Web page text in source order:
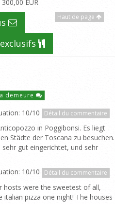
300,00 EUR
Haut de page
demeure
10/10 Détail du commentaire
in Poggibonsi. Es liegt
Städte der Toscana zu besuchen.
sehr gut eingerichtet, und sehr
10/10
Détail du commentaire
hosts were the sweetest of all,
italian pizza one night! The houses